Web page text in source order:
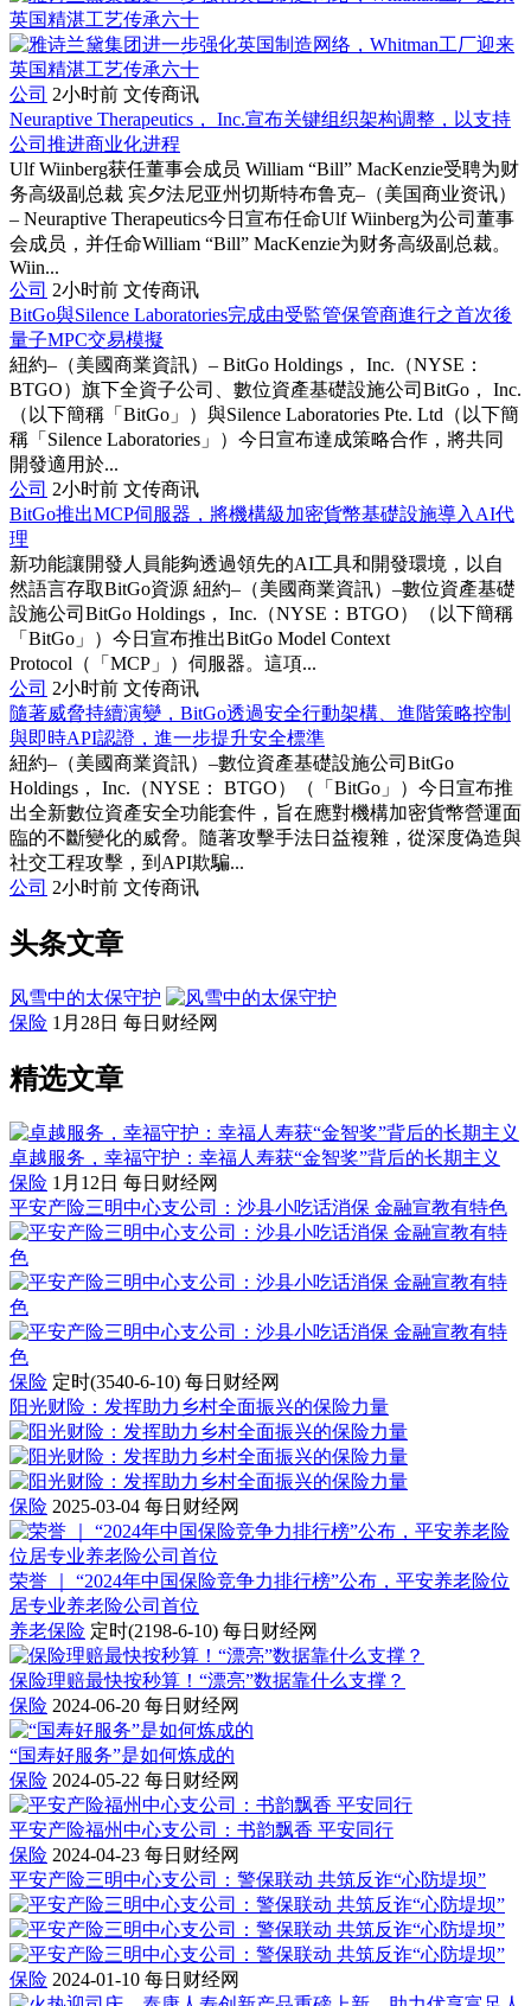
公司 2小时前 文传商讯
Neuraptive Therapeutics， Inc.宣布关键组织架构调整，以支持
公司推进商业化进程
Ulf Wiinberg获任董事会成员 William “Bill” MacKenzie受聘为财
务高级副总裁 宾夕法尼亚州切斯特布鲁克–（美国商业资讯）
– Neuraptive Therapeutics今日宣布任命Ulf Wiinberg为公司董事
会成员，并任命William “Bill” MacKenzie为财务高级副总裁。
Wiin...
公司 2小时前 文传商讯
BitGo與Silence Laboratories完成由受監管保管商進行之首次後
量子MPC交易模擬
紐約–（美國商業資訊）– BitGo Holdings， Inc.（NYSE：
BTGO）旗下全資子公司、數位資產基礎設施公司BitGo， Inc.
（以下簡稱「BitGo」）與Silence Laboratories Pte. Ltd（以下簡
稱「Silence Laboratories」）今日宣布達成策略合作，將共同
開發適用於...
公司 2小时前 文传商讯
BitGo推出MCP伺服器，將機構級加密貨幣基礎設施導入AI代
理
新功能讓開發人員能夠透過領先的AI工具和開發環境，以自
然語言存取BitGo資源 紐約–（美國商業資訊）–數位資產基礎
設施公司BitGo Holdings， Inc.（NYSE：BTGO）（以下簡稱
「BitGo」）今日宣布推出BitGo Model Context
Protocol（「MCP」）伺服器。這項...
公司 2小时前 文传商讯
隨著威脅持續演變，BitGo透過安全行動架構、進階策略控制
與即時API認證，進一步提升安全標準
紐約–（美國商業資訊）–數位資產基礎設施公司BitGo
Holdings， Inc.（NYSE： BTGO）（「BitGo」）今日宣布推
出全新數位資產安全功能套件，旨在應對機構加密貨幣營運面
臨的不斷變化的威脅。隨著攻擊手法日益複雜，從深度偽造與
社交工程攻擊，到API欺騙...
公司 2小时前 文传商讯
头条文章
风雪中的太保守护
保险 1月28日 每日财经网
精选文章
卓越服务，幸福守护：幸福人寿获“金智奖”背后的长期主义
保险 1月12日 每日财经网
平安产险三明中心支公司：沙县小吃话消保 金融宣教有特色
保险 定时(3540-6-10) 每日财经网
阳光财险：发挥助力乡村全面振兴的保险力量
保险 2025-03-04 每日财经网
荣誉 ｜ “2024年中国保险竞争力排行榜”公布，平安养老险位
居专业养老险公司首位
养老保险 定时(2198-6-10) 每日财经网
保险理赔最快按秒算！“漂亮”数据靠什么支撑？
保险 2024-06-20 每日财经网
“国寿好服务”是如何炼成的
保险 2024-05-22 每日财经网
平安产险福州中心支公司：书韵飘香 平安同行
保险 2024-04-23 每日财经网
平安产险三明中心支公司：警保联动 共筑反诈“心防堤坝”
保险 2024-01-10 每日财经网